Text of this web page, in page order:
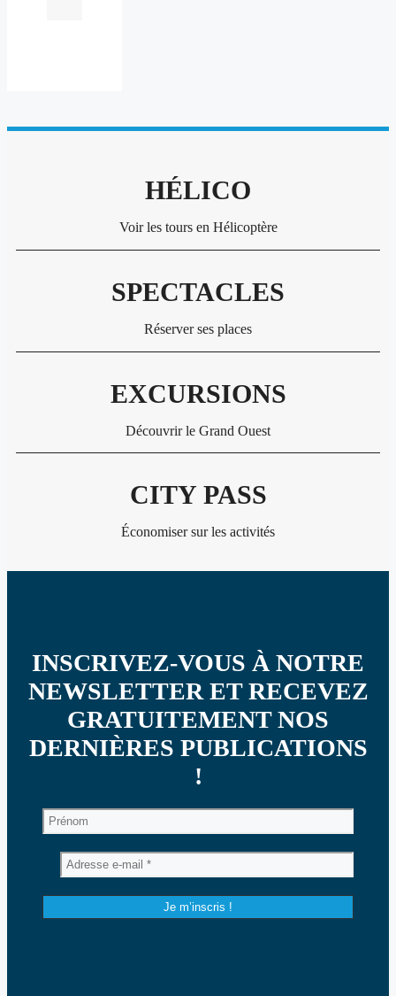
HÉLICO
Voir les tours en Hélicoptère
SPECTACLES
Réserver ses places
EXCURSIONS
Découvrir le Grand Ouest
CITY PASS
Économiser sur les activités
INSCRIVEZ-VOUS À NOTRE
NEWSLETTER ET RECEVEZ
GRATUITEMENT NOS
DERNIÈRES PUBLICATIONS
!